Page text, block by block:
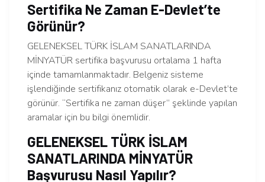
Sertifika Ne Zaman E-Devlet’te
Görünür?
GELENEKSEL TÜRK İSLAM SANATLARINDA
MİNYATÜR sertifika başvurusu ortalama 1 hafta
içinde tamamlanmaktadır. Belgeniz sisteme
işlendiğinde sertifikanız otomatik olarak e-Devlet’te
görünür. “Sertifika ne zaman düşer” şeklinde yapılan
aramalar için bu bilgi önemlidir.
GELENEKSEL TÜRK İSLAM
SANATLARINDA MİNYATÜR
Başvurusu Nasıl Yapılır?